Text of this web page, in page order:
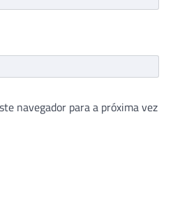
navegador para a próxima vez